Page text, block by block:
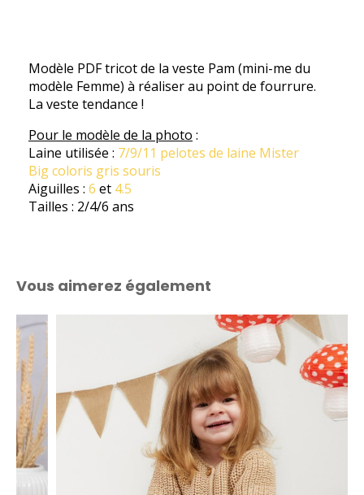
Modèle PDF tricot de la veste Pam (mini-me du
modèle Femme) à réaliser au point de fourrure.
La veste tendance !
Pour le modèle de la photo :
Laine utilisée : 7/9/11 pelotes de laine Mister
Bigcoloris gris souris
Aiguilles : 6 et 4.5
Tailles : 2/4/6 ans
Vous aimerez également